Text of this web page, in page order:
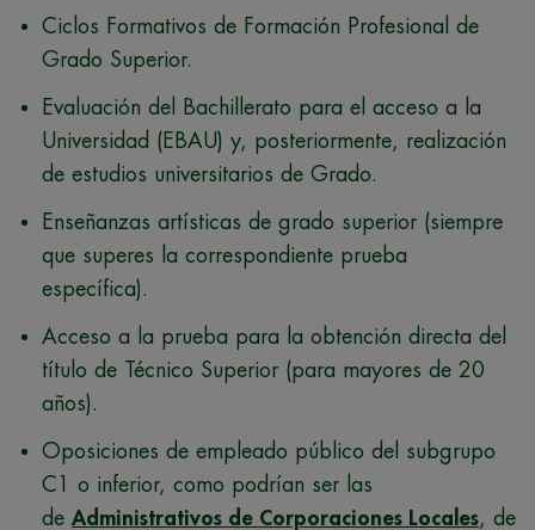
Ciclos Formativos de Formación Profesional de
Grado Superior.
Evaluación del Bachillerato para el acceso a la
Universidad (EBAU) y, posteriormente, realización
de estudios universitarios de Grado.
Enseñanzas artísticas de grado superior (siempre
que superes la correspondiente prueba
específica).
Acceso a la prueba para la obtención directa del
título de Técnico Superior (para mayores de 20
años).
Oposiciones de empleado público del subgrupo
C1 o inferior, como podrían ser las
de Administrativos de Corporaciones Locales, de